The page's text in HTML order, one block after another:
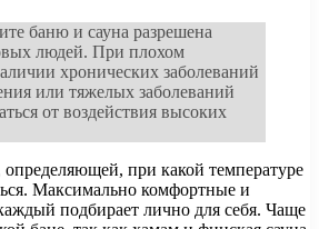
баню и сауна разрешена
людей. При плохом
хронических заболеваний
или тяжелых заболеваний
от воздействия высоких
при какой температуре
Максимально комфортные и
подбирает лично для себя. Чаще